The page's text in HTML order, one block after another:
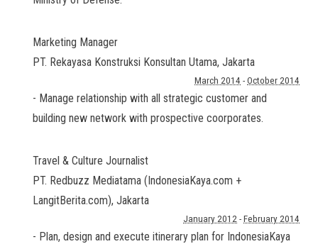
Marketing Manager
PT. Rekayasa Konstruksi Konsultan Utama, Jakarta
March 2014 - October 2014
- Manage relationship with all strategic customer and
building new network with prospective coorporates.
Travel & Culture Journalist
PT. Redbuzz Mediatama (IndonesiaKaya.com +
LangitBerita.com), Jakarta
January 2012 - February 2014
- Plan, design and execute itinerary plan for IndonesiaKaya